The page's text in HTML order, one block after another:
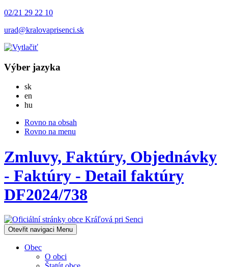
02/21 29 22 10
urad@kralovaprisenci.sk
Výber jazyka
skSlovensky
en
hu
Rovno na obsah
Rovno na menu
Zmluvy, Faktúry, Objednávky
- Faktúry - Detail faktúry
DF2024/738
Otevřit navigaci Menu
Obec
O obci